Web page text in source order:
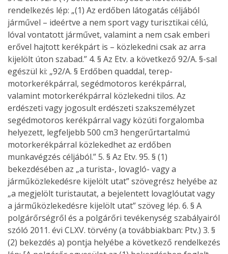
rendelkezés lép: „(1) Az erdőben látogatás céljából
járművel – ideértve a nem sport vagy turisztikai célú,
lóval vontatott járművet, valamint a nem csak emberi
erővel hajtott kerékpárt is – közlekedni csak az arra
kijelölt úton szabad.” 4. § Az Etv. a következő 92/A. §-sal
egészül ki: „92/A. § Erdőben quaddal, terep-
motorkerékpárral, segédmotoros kerékpárral,
valamint motorkerékpárral közlekedni tilos. Az
erdészeti vagy jogosult erdészeti szakszemélyzet
segédmotoros kerékpárral vagy közúti forgalomba
helyezett, legfeljebb 500 cm3 hengerűrtartalmú
motorkerékpárral közlekedhet az erdőben
munkavégzés céljából.” 5. § Az Etv. 95. § (1)
bekezdésében az „a turista-, lovagló- vagy a
járműközlekedésre kijelölt utat” szövegrész helyébe az
„a megjelölt turistautat, a bejelentett lovaglóutat vagy
a járműközlekedésre kijelölt utat” szöveg lép. 6. § A
polgárőrségről és a polgárőri tevékenység szabályairól
szóló 2011. évi CLXV. törvény (a továbbiakban: Ptv.) 3. §
(2) bekezdés a) pontja helyébe a következő rendelkezés